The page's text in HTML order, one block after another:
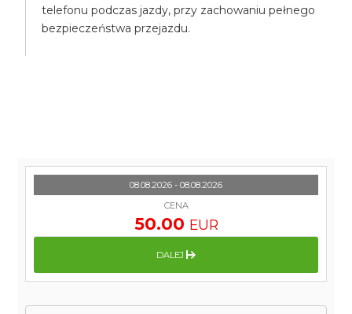
telefonu podczas jazdy, przy zachowaniu pełnego
bezpieczeństwa przejazdu.
08.08.2026 - 08.08.2026
CENA
50.00 EUR
DALEJ